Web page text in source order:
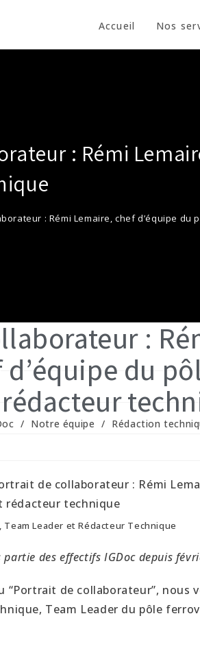
Accueil Nos
: Rémi
: Rémi Lemaire, chef d’équipe
:
du
/ Notre équipe / Rédaction
Team Leader et Rédacteur Technique
des effectifs IGDoc depuis
de collaborateur”, nous
Team Leader du pôle